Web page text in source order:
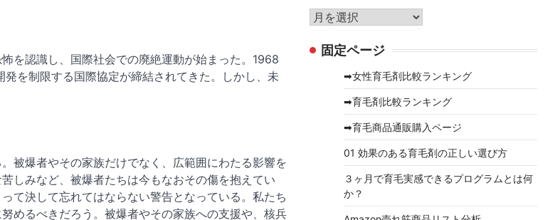
を認識し、国際社会での廃絶運動が始まった。1968
を制限する国際協定が締結されてきた。しかし、未
被爆者やその家族だけでなく、広範囲にわたる影響を
しみなど、被爆者たちは今もなおその傷を抱えてい
て決して忘れてはならない警告となっている。私たち
めるべきだろう。被爆者やその家族への支援や、核兵
リ
ー
ア
カ 固定ページ
➡女性育毛剤比較ランキング
➡育毛剤比較ランキング
➡育毛商品通販購入ページ
01 効果のある育毛剤の正しい選び方
３ヶ月で育毛実感できるプログラムとは何
か？